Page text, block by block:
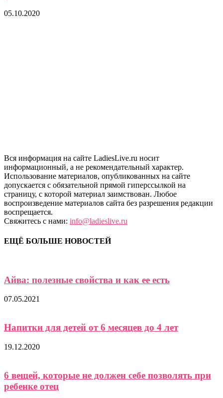
05.10.2020
Вся информация на сайте LadiesLive.ru носит
информационный, а не рекомендательный характер.
Использование материалов, опубликованных на сайте
допускается с обязательной прямой гиперссылкой на
страницу, с которой материал заимствован. Любое
воспроизведение материалов сайта без разрешения редакции
воспрещается.
Свяжитесь с нами: info@ladieslive.ru
ЕЩЁ БОЛЬШЕ НОВОСТЕЙ
Айва: полезные свойства и как ее есть
07.05.2021
Напитки для детей от 6 месяцев до 4 лет
19.12.2020
6 вещей, которые не должен себе позволять при
ребенке отец